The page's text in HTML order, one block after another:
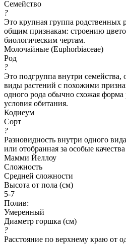
Семейство
?
Это крупная группа родственных
общим признакам: строению
биологическим чертам.
Молочайные (Euphorbiaceae)
Род
?
Это подгруппа внутри
виды растений с похожими
одного рода обычно схожая форма
условия обитания.
Кодиеум
Сорт
?
Разновидность внутри одного
или отобранная за особые качества
Мамми Йеллоу
Сложность
Средней сложности
Высота от пола (см)
5-7
Полив:
Умеренный
Диаметр горшка (см)
?
Расстояние по верхнему краю от